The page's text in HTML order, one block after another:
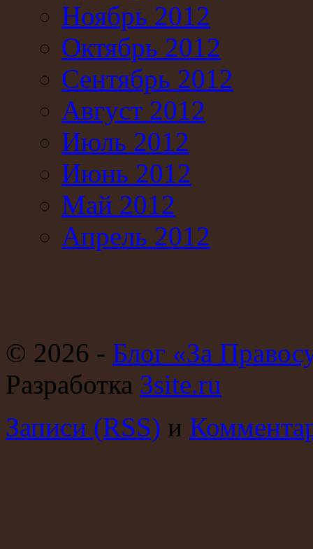
Ноябрь 2012
Октябрь 2012
Сентябрь 2012
Август 2012
Июль 2012
Июнь 2012
Май 2012
Апрель 2012
© 2026 - Блог «За
Разработка 3site.ru
Записи (RSS) и